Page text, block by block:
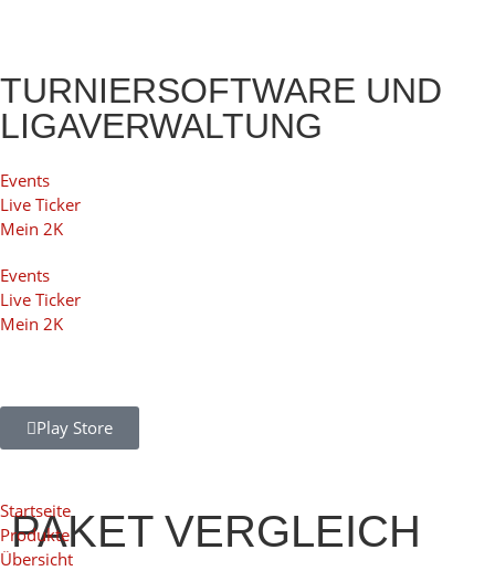
TURNIERSOFTWARE UND
LIGAVERWALTUNG
Events
Live Ticker
Mein 2K
Events
Live Ticker
Mein 2K
Play Store
Startseite
Produkte
Übersicht
PAKET VERGLEICH